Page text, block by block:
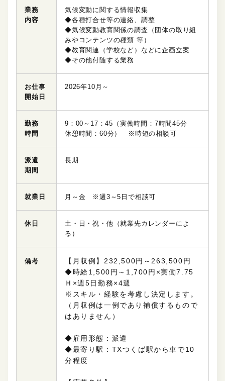
業務
内容
気候変動に関する情報収集
◆各種打合せ等の連絡、調整
◆気候変動教育関係の調査（団体の取り組
みやコンテンツの種類 等）
◆教育関連（学校など）などに企画立案
◆その他付随する業務
お仕事
開始日
2026年10月～
勤務
時間
9：00～17：45（実働時間：7時間45分
休憩時間：60分） ※時短の相談可
派遣
期間
長期
就業日 月～金 ※週3～5日で相談可
休日
土・日・祝・他（就業先カレンダーによ
る）
備考
【月収例】232,500円～263,500円
◆時給1,500円～1,700円×実働7.75
Ｈ×週5日勤務×4週
※スキル・経験を考慮し決定します。
（月収例は一例であり補償するもので
はありません）
◆雇用形態：派遣
◆最寄り駅：TXつくば駅から車で10
分程度